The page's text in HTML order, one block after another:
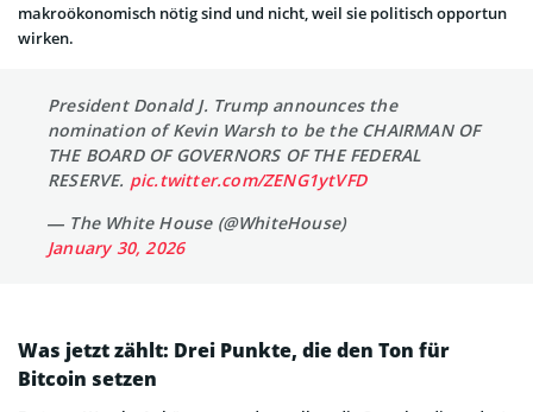
makroökonomisch nötig sind und nicht, weil sie politisch opportun
wirken.
President Donald J. Trump announces the
nomination of Kevin Warsh to be the CHAIRMAN OF
THE BOARD OF GOVERNORS OF THE FEDERAL
RESERVE. pic.twitter.com/ZENG1ytVFD
— The White House (@WhiteHouse)
January 30, 2026
Was jetzt zählt: Drei Punkte, die den Ton für
Bitcoin setzen